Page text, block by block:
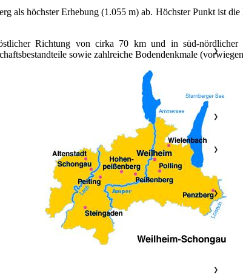
als höchster Erhebung (1.055 m) ab. Höchster Punkt ist
Richtung von cirka 70 km und in süd-
sowie zahlreiche Bodendenkmale
❯
❯
❯
❯
❯